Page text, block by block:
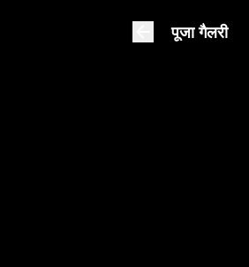
पूजा गैलरी